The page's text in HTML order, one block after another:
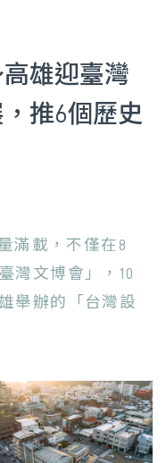
雄迎臺灣
推6個歷史
滿載，不僅在8
灣文博會」，10
舉辦的「台灣設